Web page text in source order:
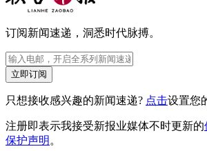
订阅新闻速递，洞悉时代脉搏。
立即订阅
只想接收感兴趣的新闻速递? 点击设置您
注册即表示我接受新报业媒体不时更新的
保护声明。